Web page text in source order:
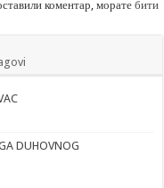
коментар, моратебити
DUHOVNOG